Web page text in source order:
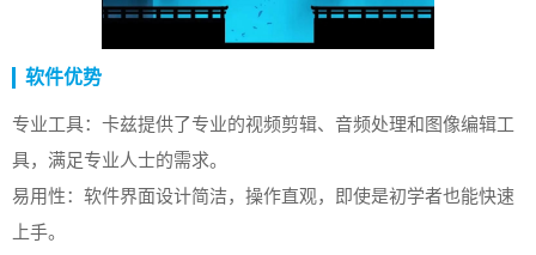
软件优势
专业工具：卡兹提供了专业的视频剪辑、音频处理和图像编辑工
具，满足专业人士的需求。
易用性：软件界面设计简洁，操作直观，即使是初学者也能快速
上手。